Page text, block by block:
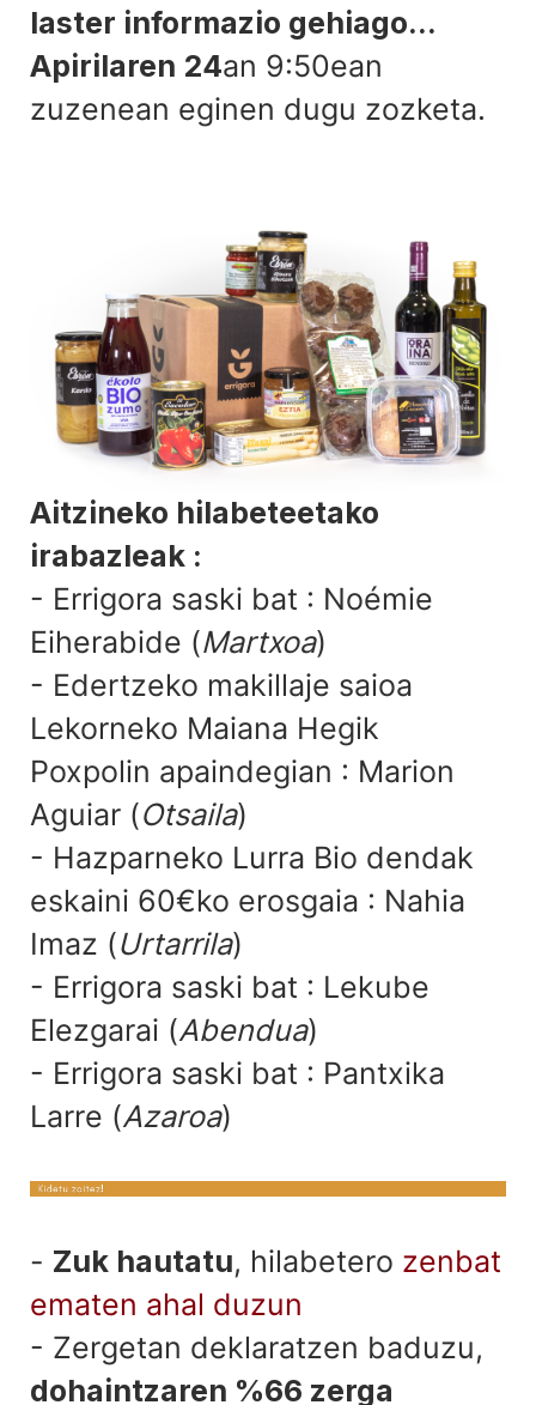
laster informazio gehiago...
Apirilaren 24an 9:50ean
zuzenean eginen dugu zozketa.
Aitzineko hilabeteetako
irabazleak :
- Errigora saski bat : Noémie
Eiherabide (Martxoa)
- Edertzeko makillaje saioa
Lekorneko Maiana Hegik
Poxpolin apaindegian : Marion
Aguiar (Otsaila)
- Hazparneko Lurra Bio dendak
eskaini 60€ko erosgaia : Nahia
Imaz (Urtarrila)
- Errigora saski bat : Lekube
Elezgarai (Abendua)
- Errigora saski bat : Pantxika
Larre (Azaroa)
- Zuk hautatu, hilabetero zenbat
ematen ahal duzun
- Zergetan deklaratzen baduzu,
dohaintzaren %66 zerga